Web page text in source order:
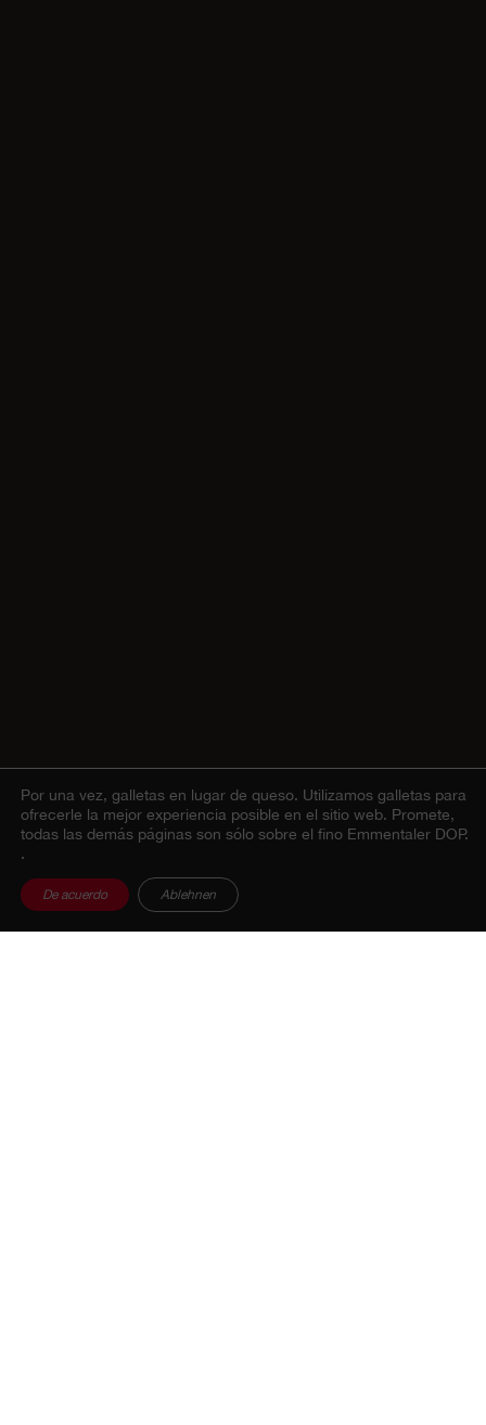
Por una vez, galletas en lugar de queso. Utilizamos galletas para
ofrecerle la mejor experiencia posible en el sitio web. Promete,
todas las demás páginas son sólo sobre el fino Emmentaler DOP.
.
De acuerdo Ablehnen